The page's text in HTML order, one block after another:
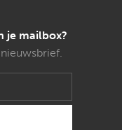
je mailbox?